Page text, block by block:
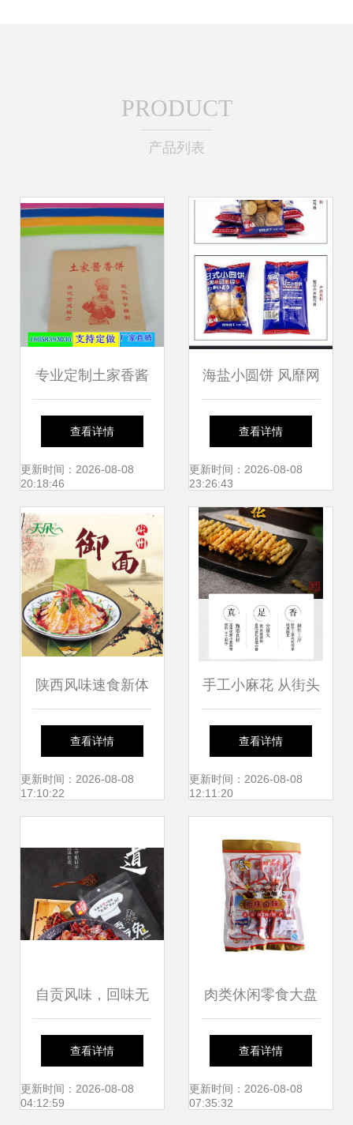
PRODUCT
产品列表
专业定制土家香酱
饼防油牛皮纸袋，
一万起订，品质与
查看详情
更新时间：2026-08-08
20:18:46
海盐小圆饼 风靡网
络的日式休闲零食
查看详情
更新时间：2026-08-08
23:26:43
陕西风味速食新体
验 彬州御面与香酱
饼袋的美食之旅
查看详情
更新时间：2026-08-08
17:10:22
手工小麻花 从街头
零食到网红爆款的
味蕾奇遇
查看详情
更新时间：2026-08-08
12:11:20
自贡风味，回味无
穷——老盐井香辣
冷吃兔与香酱饼袋
查看详情
更新时间：2026-08-08
04:12:59
肉类休闲零食大盘
点 这些美味肉类零
食不容错过
查看详情
更新时间：2026-08-08
07:35:32